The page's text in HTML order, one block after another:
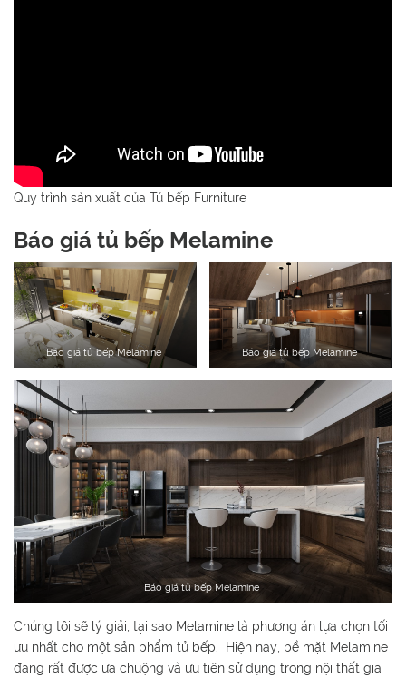
Quy trình sản xuất của Tủ bếp Furniture
Báo giá tủ bếp Melamine
Báo giá tủ bếp Melamine Báo giá tủ bếp Melamine
Báo giá tủ bếp Melamine
Chúng tôi sẽ lý giải, tại sao Melamine là phương án lựa chọn tối
ưu nhất cho một sản phẩm tủ bếp. Hiện nay, bề mặt Melamine
đang rất được ưa chuộng và ưu tiên sử dụng trong nội thất gia